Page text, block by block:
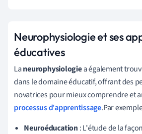
Neurophysiologie et ses
éducatives
Laneurophysiologiea également
dans le domaine éducatif, offrant des
novatrices pour mieux comprendre et
processus d'apprentissage.Par
Neuroéducation: L'étude de la